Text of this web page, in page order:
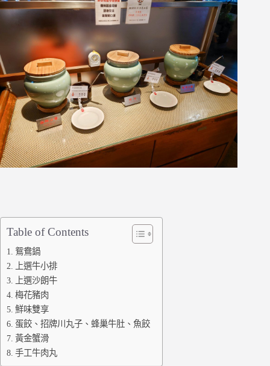
Table of Contents
鴛鴦鍋
上選牛小排
上選沙朗牛
梅花豬肉
鮮味雙享
蛋餃、招牌川丸子、蜂巢牛肚、魚餃
黃金蟹滑
手工牛肉丸